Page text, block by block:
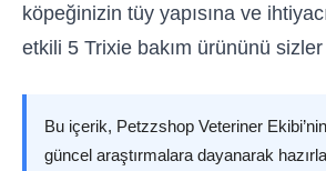
köpeğinizin tüy yapısına ve
etkili 5 Trixie bakım ürününü
Bu içerik, Petzzshop Veteriner
güncel araştırmalara dayanarak